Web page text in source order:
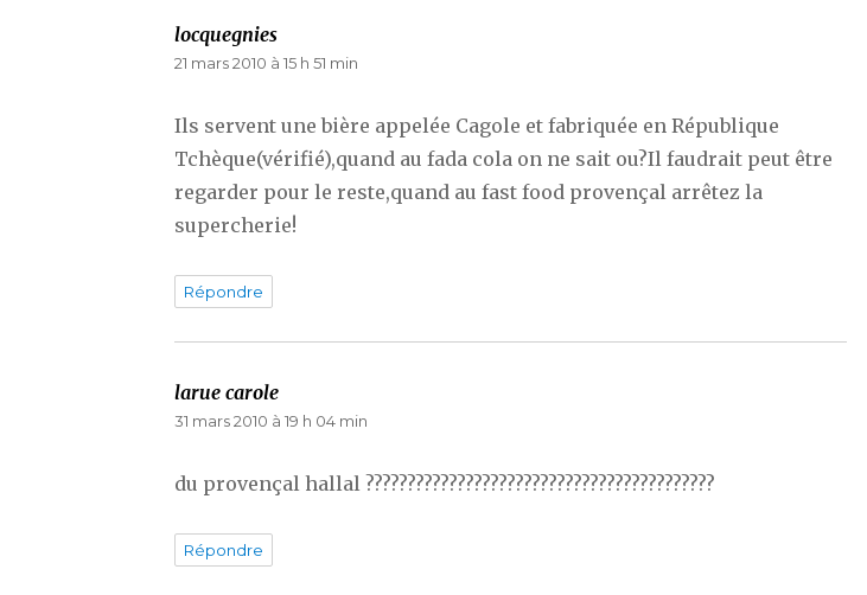
locquegnies
21 mars 2010 à 15 h 51 min
Ils servent une bière appelée Cagole et fabriquée en République
Tchèque(vérifié),quand au fada cola on ne sait ou?Il faudrait peut être
regarder pour le reste,quand au fast food provençal arrêtez la
supercherie!
Répondre
larue carole
31 mars 2010 à 19 h 04 min
du provençal hallal ??????????????????????????????????????????
Répondre